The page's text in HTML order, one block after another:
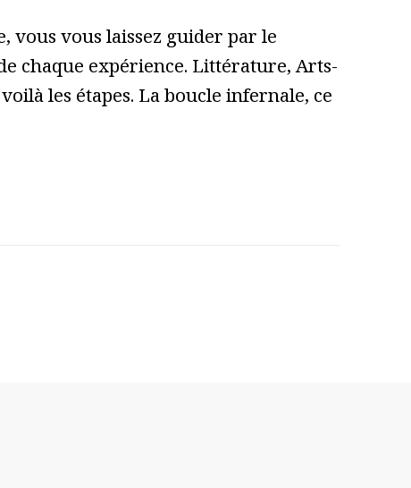
vous vous laissez guider par le
chaque expérience. Littérature, Arts-
les étapes. La boucle infernale, ce